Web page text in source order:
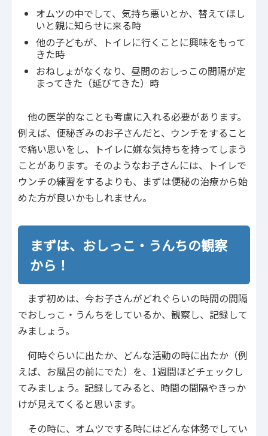
オムツの中でして、気持ち悪いとか、替えてほし
いと親に知らせに来る時
他の子どもが、トイレに行くことに興味をもって
きた時
おねしょがなくなり、昼間のおしっこの間隔が定
まってきた（延びてきた）時
他の医学的なことも考慮に入れる必要があります。
例えば、便秘ぎみのお子さんだと、ウンチをすること
で痛い思いをし、トイレに嫌な気持ちを持ってしまう
ことがあります。そのようなお子さんには、トイレで
ウンチの練習をするよりも、まずは便秘の治療から始
めた方が良いかもしれません。
まずは、おしっこ・うんちの観察
から！
まず初めは、今お子さんがどれぐらいの時間の間隔
でおしっこ・うんちをしているか、観察し、記録して
みましょう。
何時ぐらいに出たか、どんな活動の時に出たか（例
えば、お風呂の前にでた）を、1週間ほどチェックし
てみましょう。記録してみると、時間の間隔やきっか
けが見えてくると思います。
その時に、オムツでする時にはどんな体勢でしてい